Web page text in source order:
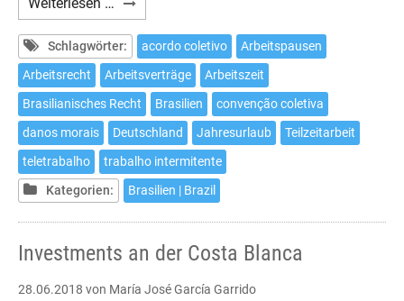
in
Brasilien
Schlagwörter: acordo coletivo
Arbeitspausen
Arbeitsrecht
Arbeitsverträge
Arbeitszeit
Brasilianisches Recht
Brasilien
convenção coletiva
danos morais
Deutschland Jahresurlaub
Teilzeitarbeit
teletrabalho
trabalho intermitente
Kategorien:
Brasilien | Brazil
Investments an der Costa Blanca
28.06.2018 von María José García Garrido